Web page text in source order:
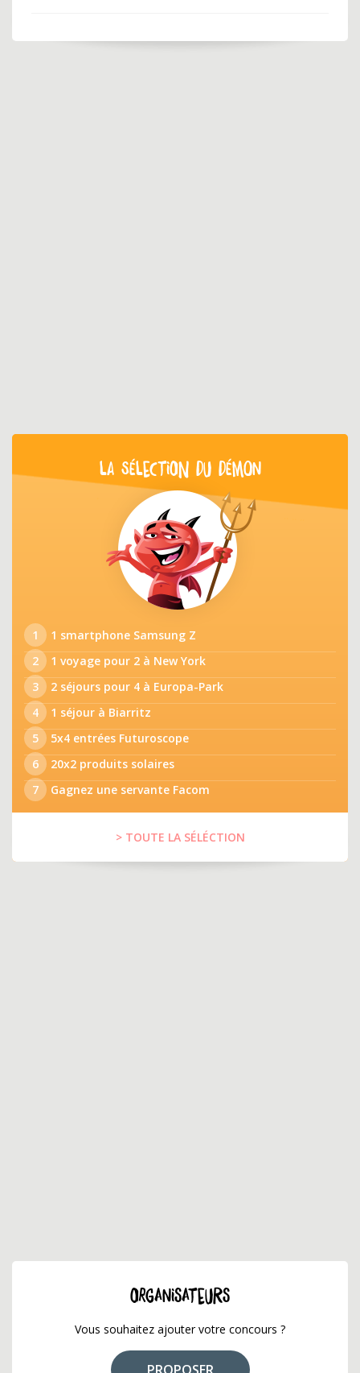
LA SÉLECTION DU DÉMON
1
1 smartphone Samsung Z
2
1 voyage pour 2 à New York
3
2 séjours pour 4 à Europa-Park
4
1 séjour à Biarritz
5
5x4 entrées Futuroscope
6
20x2 produits solaires
7
Gagnez une servante Facom
> TOUTE LA SÉLÉCTION
ORGANISATEURS
Vous souhaitez ajouter votre concours ?